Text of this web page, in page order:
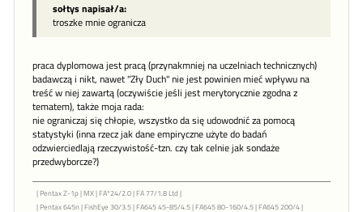
sołtys napisał/a:
troszke mnie ogranicza
praca dyplomowa jest pracą (przynakmniej na uczelniach technicznych)
badawczą i nikt, nawet "Zły Duch" nie jest powinien mieć wpływu na
treść w niej zawartą (oczywiście jeśli jest merytorycznie zgodna z
tematem), także moja rada:
nie ograniczaj się chłopie, wszystko da się udowodnić za pomocą
statystyki (inna rzecz jak dane empiryczne użyte do badań
odzwierciedlają rzeczywistość-tzn. czy tak celnie jak sondaże
przedwyborcze?)
| Pentax Z-1p | MX | FA*24/2.0 | FA 77/1.8 Ltd |
| Pentax 645n | FishEye 30/3.5 | FA645 45-85/4.5 | FA645 80-160/4.5 | FA645 200/4 |